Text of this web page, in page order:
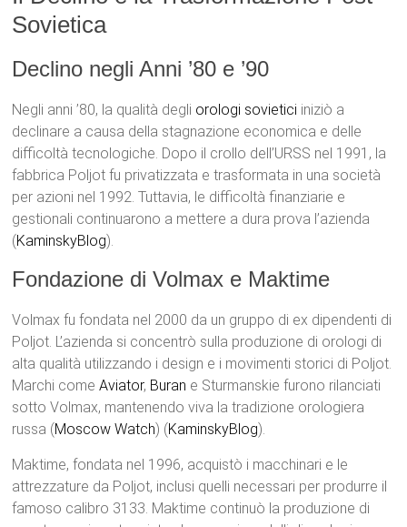
Sovietica
Declino negli Anni ’80 e ’90
Negli anni ’80, la qualità degli orologi sovietici iniziò a
declinare a causa della stagnazione economica e delle
difficoltà tecnologiche. Dopo il crollo dell’URSS nel 1991, la
fabbrica Poljot fu privatizzata e trasformata in una società
per azioni nel 1992. Tuttavia, le difficoltà finanziarie e
gestionali continuarono a mettere a dura prova l’azienda​
(KaminskyBlog)​.
Fondazione di Volmax e Maktime
Volmax fu fondata nel 2000 da un gruppo di ex dipendenti di
Poljot. L’azienda si concentrò sulla produzione di orologi di
alta qualità utilizzando i design e i movimenti storici di Poljot.
Marchi comeAviator, Buran e Sturmanskie furono rilanciati
sotto Volmax, mantenendo viva la tradizione orologiera
russa​ (Moscow Watch)​​ (KaminskyBlog)​.
Maktime, fondata nel 1996, acquistò i macchinari e le
attrezzature da Poljot, inclusi quelli necessari per produrre il
famoso calibro 3133. Maktime continuò la produzione di